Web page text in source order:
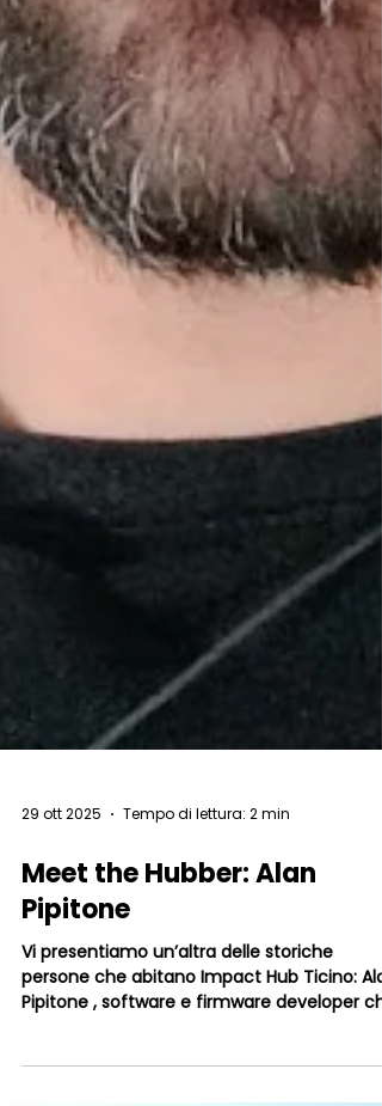
29 ott 2025 Tempo di lettura: 2 min
Meet the Hubber: Alan
Pipitone
Vi presentiamo un’altra delle storiche